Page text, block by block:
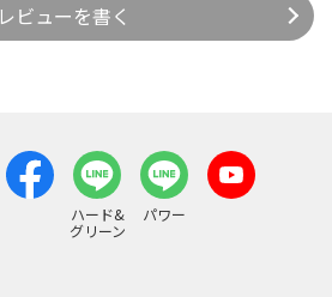
レビューを書く
ハード&
グリーン
パワー